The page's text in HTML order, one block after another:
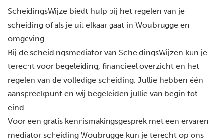
ScheidingsWijze biedt hulp bij het regelen van je
scheiding of als je uit elkaar gaat in Woubrugge en
omgeving.
Bij de scheidingsmediator van ScheidingsWijzen kun je
terecht voor begeleiding, financieel overzicht en het
regelen van de volledige scheiding. Jullie hebben één
aanspreekpunt en wij begeleiden jullie van begin tot
eind.
Voor een gratis kennismakingsgesprek met een ervaren
mediator scheiding Woubrugge kun je terecht op ons